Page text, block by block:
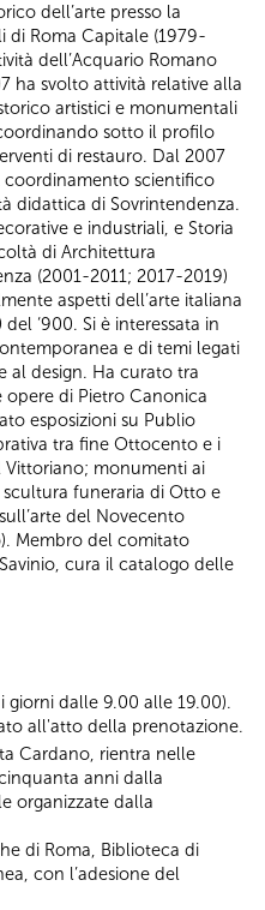
dell’arte presso la
di Roma Capitale (1979-
dell’Acquario Romano
ha svolto attività relative alla
artistici e monumentali
sotto il profilo
di restauro. Dal 2007
coordinamento scientifico
didattica di Sovrintendenza.
e industriali, e Storia
di Architettura
(2001-2011; 2017-2019)
aspetti dell’arte italiana
‘900. Si è interessata in
e di temi legati
al design. Ha curato tra
opere di Pietro Canonica
esposizioni su Publio
tra fine Ottocento e i
monumenti ai
funeraria di Otto e
del Novecento
Membro del comitato
cura il catalogo delle
giorni dalle 9.00 alle 19.00).
all'atto della prenotazione.
Cardano, rientra nelle
anni dalla
organizzate dalla
di Roma, Biblioteca di
con l’adesione del